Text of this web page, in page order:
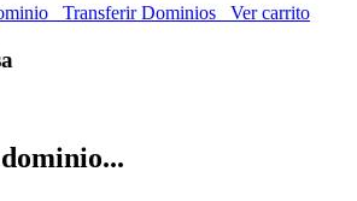
Transferir Dominios Ver carrito